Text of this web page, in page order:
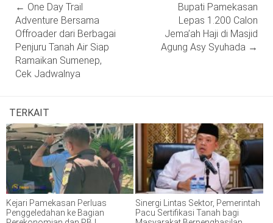
navigation
← One Day Trail
Adventure Bersama
Offroader dari Berbagai
Penjuru Tanah Air Siap
Ramaikan Sumenep,
Cek Jadwalnya
Bupati Pamekasan
Lepas 1.200 Calon
Jema’ah Haji di Masjid
Agung Asy Syuhada →
TERKAIT
Kejari Pamekasan Perluas
Penggeledahan ke Bagian
Sinergi Lintas Sektor, Pemerintah
Pacu Sertifikasi Tanah bagi